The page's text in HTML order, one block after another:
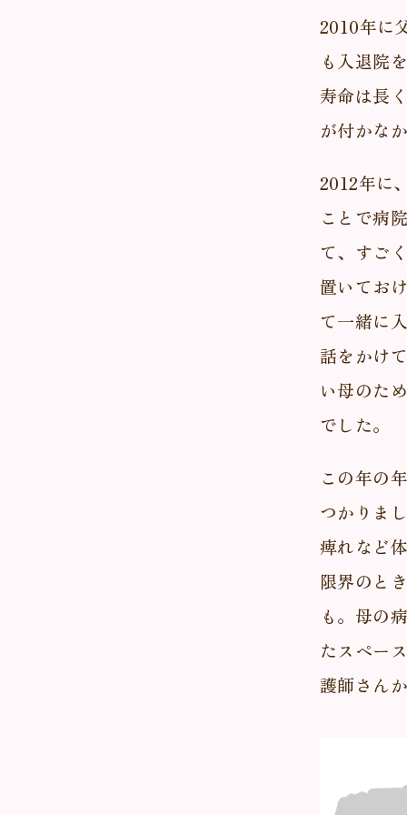
2010年に
も入退院
寿命は長
が付かな
2012年に
ことで病
て、すご
置いてお
て一緒に
話をかけ
い母のた
でした。
この年の
つかりま
痺れなど
限界のと
も。母の
たスペー
護師さん